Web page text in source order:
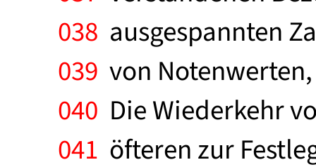
038 ausgespannten
039 von
040 Die Wiederkehr
041 öfteren zur